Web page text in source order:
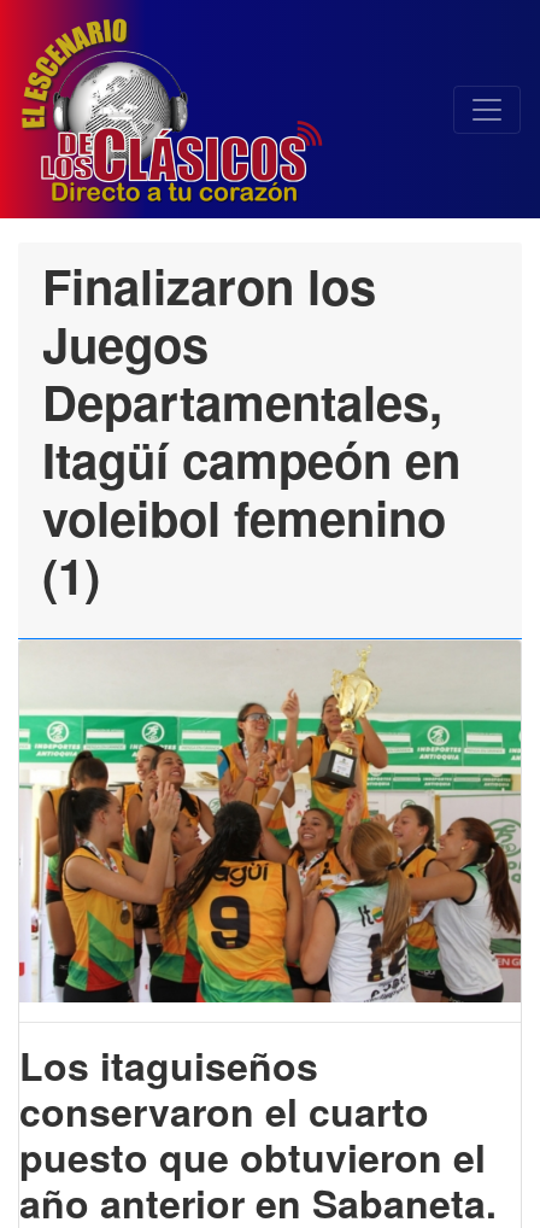
Finalizaron los
Juegos
Departamentales,
Itagüí campeón en
voleibol femenino
(1)
Los itaguiseños
conservaron el cuarto
puesto que obtuvieron el
año anterior en Sabaneta.